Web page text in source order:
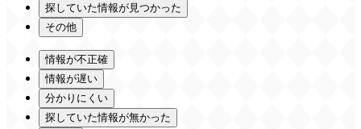
探していた情報が見つかった
その他
情報が不正確
情報が遅い
分かりにくい
探していた情報が無かった